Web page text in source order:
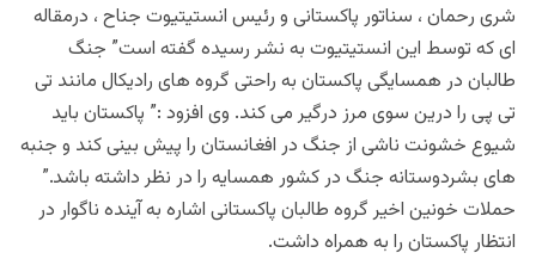
شری رحمان ، سناتور پاکستانی و رئیس انستیتیوت جناح ، درمقاله
ای که توسط این انستیتیوت به نشر رسیده گفته است” جنگ
طالبان در همسایگی پاکستان به راحتی گروه های رادیکال مانند تی
تی پی را درین سوی مرز درگیر می کند. وی افزود :” پاکستان باید
شیوع خشونت ناشی از جنگ در افغانستان را پیش بینی کند و جنبه
های بشردوستانه جنگ در کشور همسایه را در نظر داشته باشد.”
حملات خونین اخیر گروه طالبان پاکستانی اشاره به آینده ناگوار در
انتظار پاکستان را به همراه داشت.